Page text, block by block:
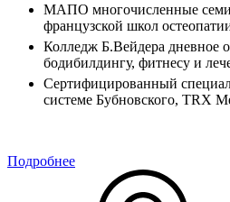
МАПО многочисленные
французской школ
Колледж Б.Вейдера дневное
бодибилдингу, фитнесу и
Сертифицированный
системе Бубновского, TRX
Подробнее